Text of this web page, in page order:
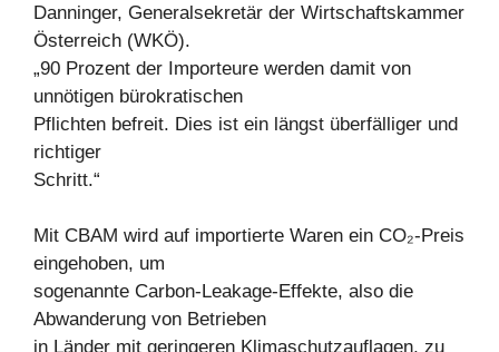
Danninger, Generalsekretär der Wirtschaftskammer
Österreich (WKÖ).
„90 Prozent der Importeure werden damit von
unnötigen bürokratischen
Pflichten befreit. Dies ist ein längst überfälliger und
richtiger
Schritt.“
Mit CBAM wird auf importierte Waren ein CO₂-Preis
eingehoben, um
sogenannte Carbon-Leakage-Effekte, also die
Abwanderung von Betrieben
in Länder mit geringeren Klimaschutzauflagen, zu